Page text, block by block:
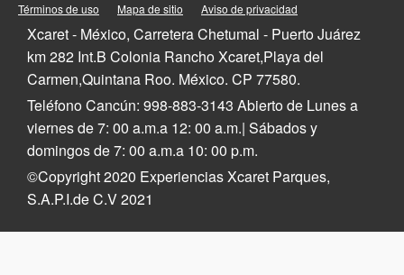
Playa del Carmen Hotels
Riviera Maya Hotels
Tulum
Quintana Roo
Mexico
Términos de uso Mapa de sitio Aviso de privacidad
Xcaret - México, Carretera Chetumal - Puerto Juárez
km 282 Int.B Colonia Rancho Xcaret,Playa del
Carmen,Quintana Roo. México. CP 77580.
Teléfono Cancún: 998-883-3143 Abierto de Lunes a
viernes de 7: 00 a.m.a 12: 00 a.m.| Sábados y
domingos de 7: 00 a.m.a 10: 00 p.m.
©Copyright 2020 Experiencias Xcaret Parques,
S.A.P.I.de C.V 2021